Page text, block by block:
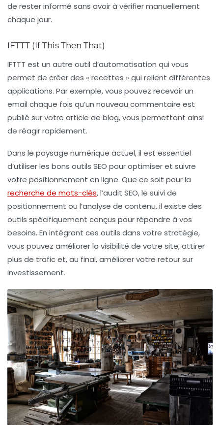
de rester informé sans avoir à vérifier manuellement
chaque jour.
IFTTT (If This Then That)
IFTTT est un autre outil d’automatisation qui vous
permet de créer des « recettes » qui relient différentes
applications. Par exemple, vous pouvez recevoir un
email chaque fois qu’un nouveau commentaire est
publié sur votre article de blog, vous permettant ainsi
de réagir rapidement.
Dans le paysage numérique actuel, il est essentiel
d’utiliser les bons outils SEO pour optimiser et suivre
votre positionnement en ligne. Que ce soit pour la
recherche de mots-clés, l’audit SEO, le suivi de
positionnement ou l’analyse de contenu, il existe des
outils spécifiquement conçus pour répondre à vos
besoins. En intégrant ces outils dans votre stratégie,
vous pouvez améliorer la visibilité de votre site, attirer
plus de trafic et, au final, améliorer votre retour sur
investissement.